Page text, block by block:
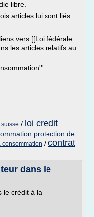
libre.
articles lui sont liés
vers [[Loi fédérale
les articles relatifs au
suisse / loi credit
protection de
consommation / contrat
dans le
le crédit à la